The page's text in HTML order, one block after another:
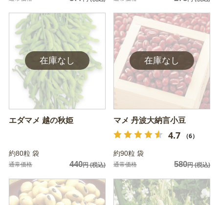
エダマメ 越の秋姫
約80粒 袋
通常価格 440円(税込)
マメ 丹波大納言小豆
4.7 （6）
約90粒 袋
通常価格 580円(税込)